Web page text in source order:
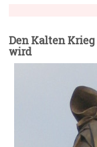
Den Kalten
wird